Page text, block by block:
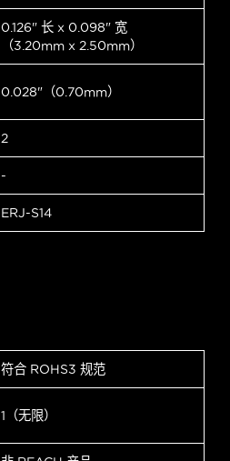
0.126" 长 x 0.098" 宽
（3.20mm x 2.50mm）
0.028"（0.70mm）
2
-
ERJ-S14
符合 ROHS3 规范
1（无限）